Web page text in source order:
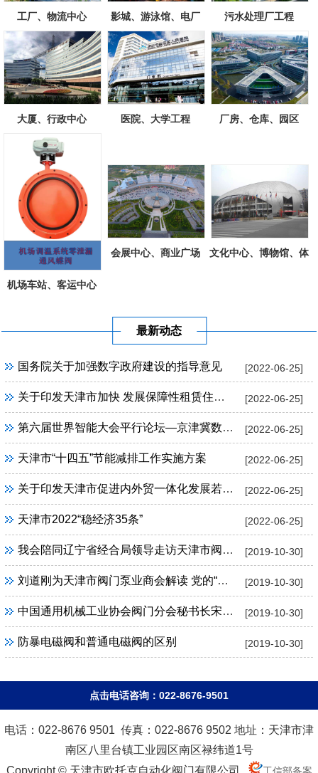
工厂、物流中心 影城、游泳馆、电厂 污水处理厂工程
大厦、行政中心 医院、大学工程 厂房、仓库、园区
机场车站、客运中心
会展中心、商业广场
文化中心、博物馆、体
最新动态
[2022-06-25]
国务院关于加强数字政府建设的指导意见
[2022-06-25]
关于印发天津市加快 发展保障性租赁住房实施方案的通知
[2022-06-25]
第六届世界智能大会平行论坛—京津冀数字经济联盟成立大会暨京津冀数字产业高峰论坛
[2022-06-25]
天津市“十四五”节能减排工作实施方案
[2022-06-25]
关于印发天津市促进内外贸一体化发展若干措施的通知
[2022-06-25]
天津市2022“稳经济35条”
[2019-10-30]
我会陪同辽宁省经合局领导走访天津市阀门泵业商会
[2019-10-30]
刘道刚为天津市阀门泵业商会解读 党的“十九大”精神
[2019-10-30]
中国通用机械工业协会阀门分会秘书长宋银立一行到天津市阀门泵业商会调研
[2019-10-30]
防暴电磁阀和普通电磁阀的区别
点击电话咨询：022-8676-9501
电话：022-8676 9501 传真：022-8676 9502 地址：天津市津
南区八里台镇工业园区南区禄纬道1号